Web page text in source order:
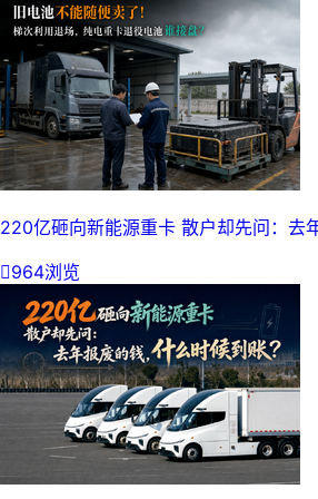
220亿砸向新能源重卡 散户却先问：去
964浏览